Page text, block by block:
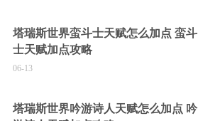
塔瑞斯世界蛮斗士天赋怎么加点 蛮斗
士天赋加点攻略
06-13
塔瑞斯世界吟游诗人天赋怎么加点 吟